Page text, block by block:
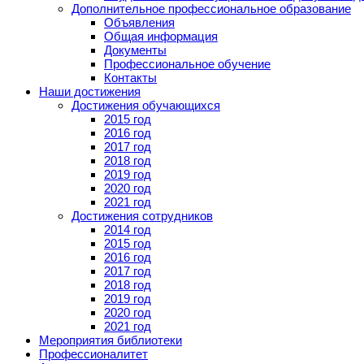
Дополнительное профессиональное образование
Объявления
Общая информация
Документы
Профессиональное обучение
Контакты
Наши достижения
Достижения обучающихся
2015 год
2016 год
2017 год
2018 год
2019 год
2020 год
2021 год
Достижения сотрудников
2014 год
2015 год
2016 год
2017 год
2018 год
2019 год
2020 год
2021 год
Мероприятия библиотеки
Профессионалитет